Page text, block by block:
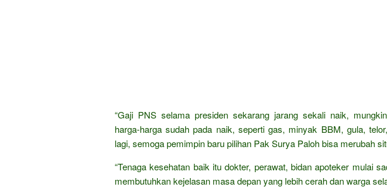
“Gaji PNS selama presiden sekarang jarang sekali naik,
harga-harga sudah pada naik, seperti gas, minyak BBM, gula,
lagi, semoga pemimpin baru pilihan Pak Surya Paloh bisa merubah
“Tenaga kesehatan baik itu dokter, perawat, bidan apoteker mulai
membutuhkan kejelasan masa depan yang lebih cerah dan warga